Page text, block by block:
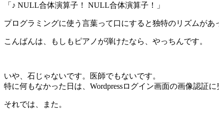
「♪ NULL合体演算子！ NULL合体演算子！」
プログラミングに使う言葉って口にすると独特のリズムが
こんばんは、もしもピアノが弾けたなら、やっちんです。
いや、石じゃないです。医師でもないです。
特に何もなかった日は、Wordpressログイン画面の画像認証
それでは、また。